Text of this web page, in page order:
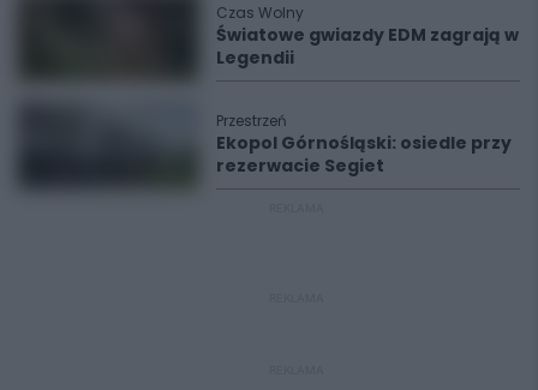
Czas Wolny
Światowe gwiazdy EDM zagrają w
Legendii
Przestrzeń
Ekopol Górnośląski: osiedle przy
rezerwacie Segiet